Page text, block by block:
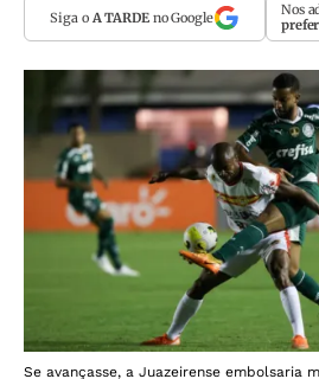
Siga o A TARDEno Google Nos
Se avançasse, a Juazeirense embolsaria